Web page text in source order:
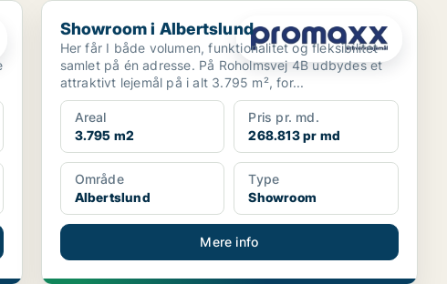
Showroom i Albertslund
Showroom i Albertslund
Her får I både volumen, funktionalitet og fleksibilitet
samlet på én adresse. På Roholmsvej 4B udbydes et
attraktivt lejemål på i alt 3.795 m², for...
Areal
3.795 m2
Pris pr. md.
268.813 pr md
Område
Albertslund
Type
Showroom
Mere info